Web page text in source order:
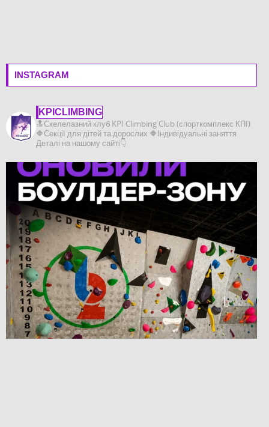
INSTAGRAM
KPICLIMBING
🔝Скелелазний клуб KPI Climbing Club (спорткомплекс КПІ)
🔶️Секції для дітей та дорослих 🔶️Індивідуальні заняття
Деталі на нашому сайті👇